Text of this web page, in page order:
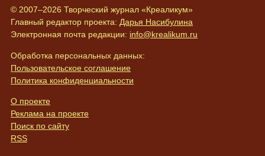
© 2007–2026 Творческий журнал «Креаликум»
Главный редактор проекта: Дарья Насибулина
Электронная почта редакции: info@krealikum.ru
Обработка персональных данных:
Пользовательское соглашение
Политика конфиденциальности
О проекте
Реклама на проекте
Поиск по сайту
RSS